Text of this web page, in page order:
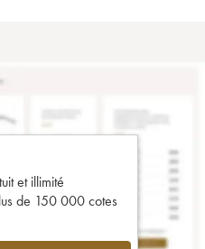
et illimité
de 150 000 cotes